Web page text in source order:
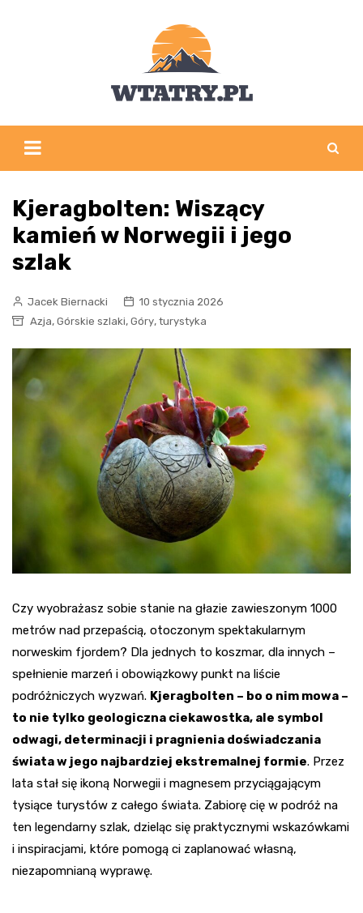
Kjeragbolten: Wiszący
kamień w Norwegii i jego
szlak
Jacek Biernacki
10 stycznia 2026
Azja, Górskie szlaki, Góry, turystyka
Czy wyobrażasz sobie stanie na głazie zawieszonym 1000
metrów nad przepaścią, otoczonym spektakularnym
norweskim fjordem? Dla jednych to koszmar, dla innych –
spełnienie marzeń i obowiązkowy punkt na liście
podróżniczych wyzwań. Kjeragbolten – bo o nim mowa –
to nie tylko geologiczna ciekawostka, ale symbol
odwagi, determinacji i pragnienia doświadczania
świata w jego najbardziej ekstremalnej formie. Przez
lata stał się ikoną Norwegii i magnesem przyciągającym
tysiące turystów z całego świata. Zabiorę cię w podróż na
ten legendarny szlak, dzieląc się praktycznymi wskazówkami
i inspiracjami, które pomogą ci zaplanować własną,
niezapomnianą wyprawę.